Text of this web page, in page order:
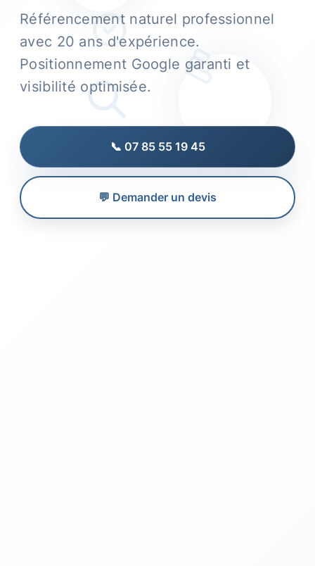
Référencement naturel professionnel
avec 20 ans d'expérience.
Positionnement Google garanti et
visibilité optimisée.
📞 07 85 55 19 45
💬 Demander un devis